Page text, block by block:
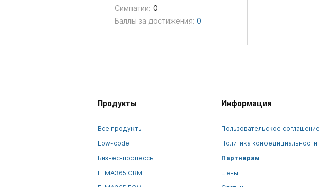
Симпатии: 0
Баллы за достижения: 0
Продукты
Все продукты
Low-code
Бизнес-процессы
ELMA365 CRM
Информация
Пользовательское соглашение
Политика конфедициальности
Партнерам
Цены